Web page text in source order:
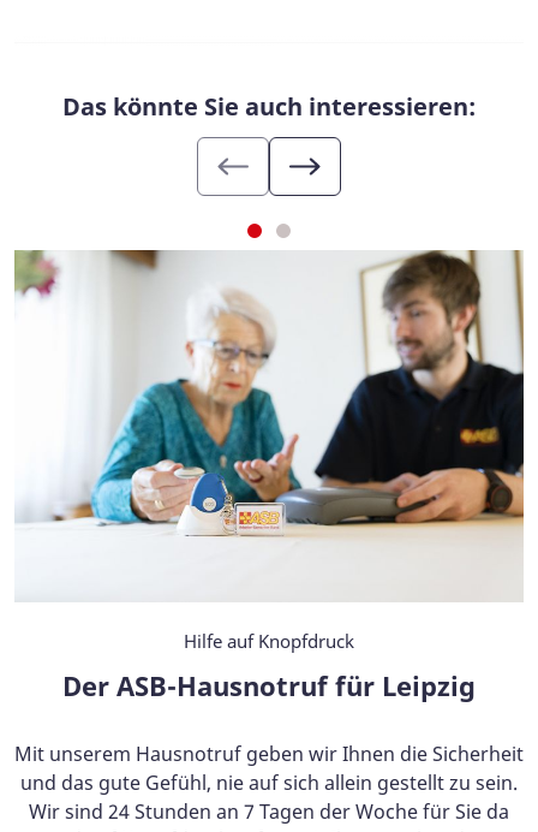
Das könnte Sie auch interessieren:
Hilfe auf Knopfdruck
Der ASB-Hausnotruf für Leipzig
Mit unserem Hausnotruf geben wir Ihnen die Sicherheit
und das gute Gefühl, nie auf sich allein gestellt zu sein.
Wir sind 24 Stunden an 7 Tagen der Woche für Sie da